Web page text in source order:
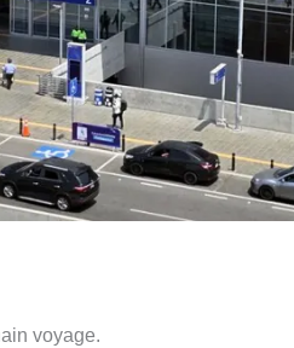
voyage.